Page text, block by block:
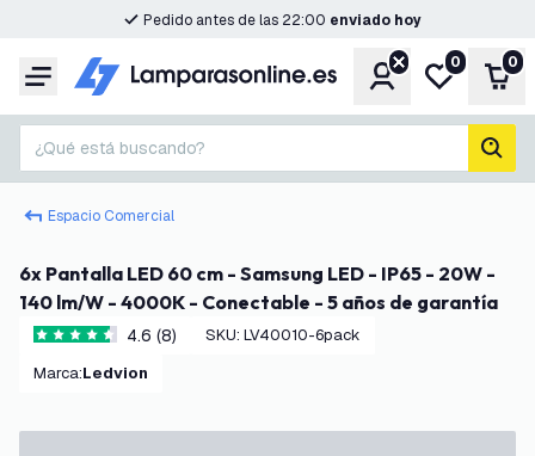
Pedido antes de las 22:00 enviado hoy
Menú CuentaMi lista de
0 0
¿Qué está buscando?
Espacio Comercial
6x Pantalla LED 60 cm - Samsung LED - IP65 - 20W -
140 lm/W - 4000K - Conectable - 5 años de garantía
4.6 estrellas de puntuación
4.6 (8) SKU: LV40010-6pack
Marca: Ledvion